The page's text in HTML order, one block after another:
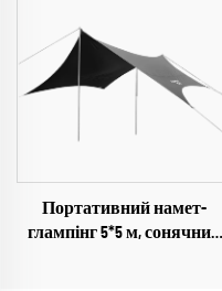
Портативний намет-
глампінг 5*5 м, сонячний